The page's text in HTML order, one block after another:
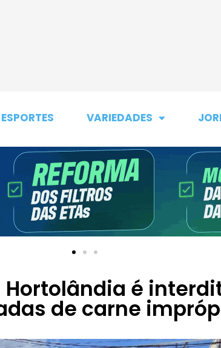
ESPORTES VARIEDADES
Hortolândia é
de carne